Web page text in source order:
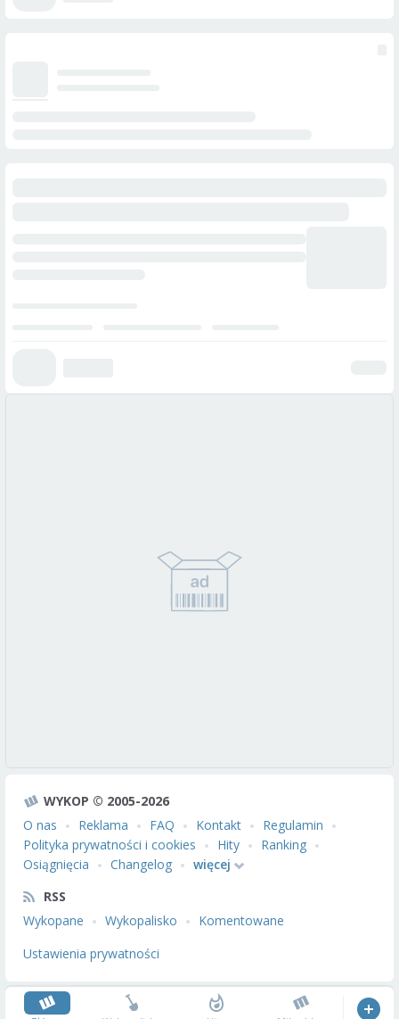
WYKOP © 2005-2026
O nas
Reklama FAQ Kontakt
Regulamin
Polityka prywatności i cookies
Hity
Ranking
Osiągnięcia
Changelog
więcej
RSS
Wykopane
Wykopalisko
Komentowane
Ustawienia prywatności